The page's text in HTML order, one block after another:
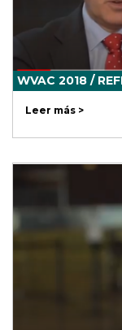
WVAC 2018 /
Leer más >